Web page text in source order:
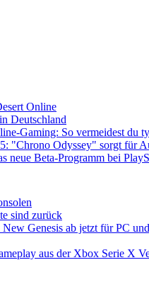
Online
Deutschland
Gaming: So vermeidest du
"Chrono Odyssey" sorgt für
neue Beta-Programm bei
sind zurück
New Genesis ab jetzt für PC
aus der Xbox Serie X